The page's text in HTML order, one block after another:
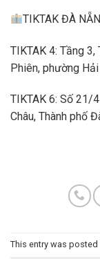
TIKTAK ĐÀ
TIKTAK 4: Tầng
Phiên, phường
TIKTAK 6: Số 21/
Châu, Thành phố
This entry was posted